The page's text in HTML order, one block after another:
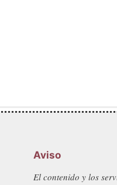
Aviso
El contenido y los